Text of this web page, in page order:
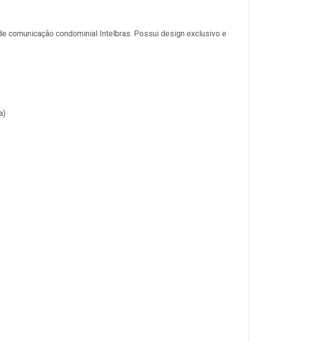
comunicação condominial Intelbras. Possui design exclusivo e